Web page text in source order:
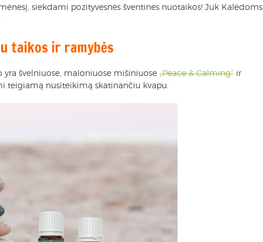
siekdami pozityvesnės šventinės nuotaikos! Juk Kalėdoms
taikos ir ramybės
yra švelniuose, maloniuose mišiniuose „Peace & Calming“ ir
teigiamą nusiteikimą skatinančiu kvapu.